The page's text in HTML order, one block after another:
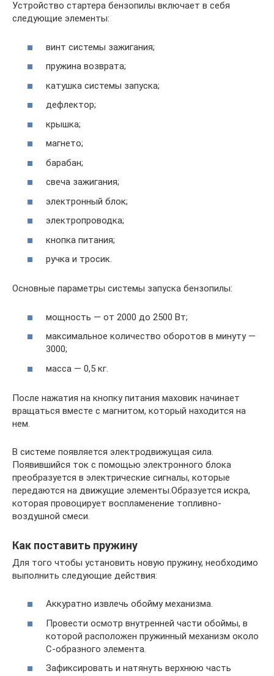
Устройство стартера бензопилы включает в себя
следующие элементы:
винт системы зажигания;
пружина возврата;
катушка системы запуска;
дефлектор;
крышка;
магнето;
барабан;
свеча зажигания;
электронный блок;
электропроводка;
кнопка питания;
ручка и тросик.
Основные параметры системы запуска бензопилы:
мощность — от 2000 до 2500 Вт;
максимальное количество оборотов в минуту —
3000;
масса — 0,5 кг.
После нажатия на кнопку питания маховик начинает
вращаться вместе с магнитом, который находится на
нем.
В системе появляется электродвижущая сила.
Появившийся ток с помощью электронного блока
преобразуется в электрические сигналы, которые
передаются на движущие элементы.Образуется искра,
которая провоцирует воспламенение топливно-
воздушной смеси.
Как поставить пружину
Для того чтобы установить новую пружину, необходимо
выполнить следующие действия:
Аккуратно извлечь обойму механизма.
Провести осмотр внутренней части обоймы, в
которой расположен пружинный механизм около
С-образного элемента.
Зафиксировать и натянуть верхнюю часть